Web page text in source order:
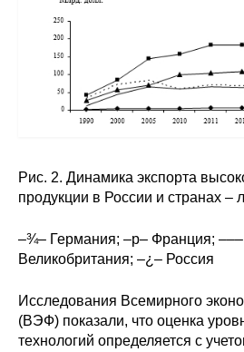
Рис. 2. Динамика экспорта
продукции в России и странах –
–¾– Германия; –p– Франция;
Великобритания; –¿– Россия
Исследования Всемирного
(ВЭФ) показали, что оценка
технологий определяется с